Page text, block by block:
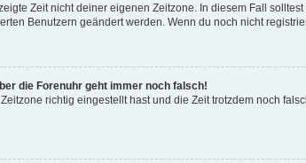
Zeit nicht deiner eigenen Zeitzone. In diesem Fall
Benutzern geändert werden. Wenn du noch nicht
die Forenuhr geht immer noch falsch!
richtig eingestellt hast und die Zeit trotzdem noch